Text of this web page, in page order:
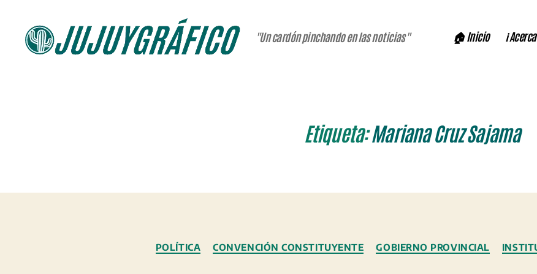
"Un cardón pinchando en las noticias" 🏠 Inicio ℹ️
Etiqueta:Mariana Cruz Sajama
Categorías
POLÍTICA CONVENCIÓN CONSTITUYENTE GOBIERNO PROVINCIAL